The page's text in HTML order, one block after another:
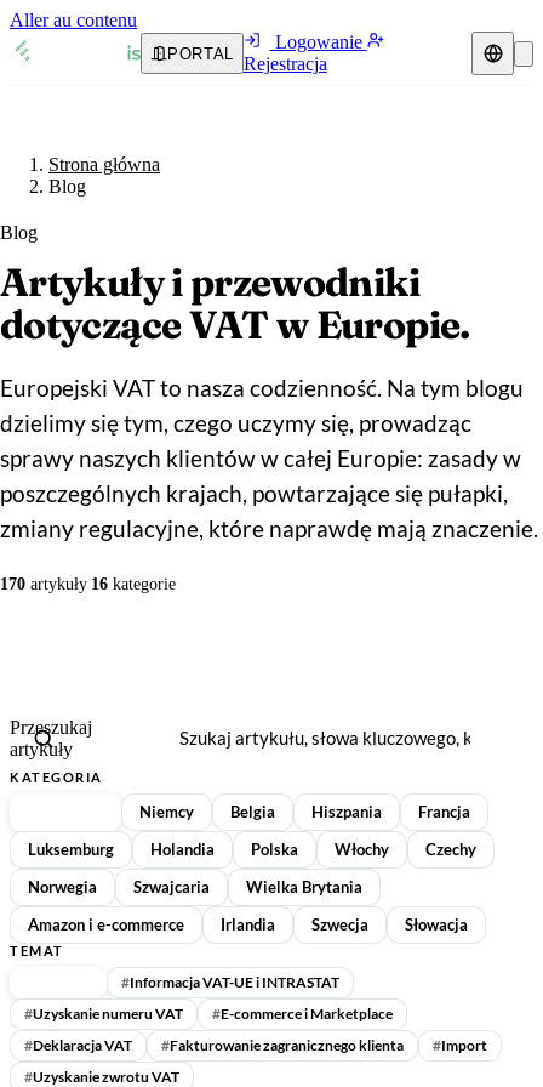
Aller au contenu
🇦🇹Austria
🇧🇬 Bułgaria
🇭🇷 Chorwacja
🇨🇿 Czechy
🇪🇪 Estonia
🇫🇮 Finlandia
🇪🇸 Hiszpania
Holandia
🇮🇪 Irlandia
🇱🇹 Litwa
🇱🇺 Luksemburg
🇱🇻 Łotwa
🇲🇹 Malta
Przewodniki VAT
🇧🇪 Belgia
🇧🇬 Bułgaria
🇨🇾 Cypr
🇨🇿 Czechy
🇩🇰 Dania
🇪🇪 Estonia
🇪🇱
🇪🇸
🇳🇱 Holandia
🇮🇪 Irlandia
🇱🇹 Litwa
🇱🇺 Luksemburg
🇱🇻 Łotwa
Blog
Weryfikacja numeru VAT
Kalkulator VAT
PORTAL
Logowanie
Rejestracja
Strona główna
Blog
Blog
Artykuły i przewodniki
dotyczące VAT w Europie.
Europejski VAT to nasza codzienność. Na tym blogu
dzielimy się tym, czego uczymy się, prowadząc
sprawy naszych klientów w całej Europie: zasady w
poszczególnych krajach, powtarzające się pułapki,
zmiany regulacyjne, które naprawdę mają znaczenie.
170 artykuły 16 kategorie
Przeszukaj
artykuły
KATEGORIA
Niemcy Belgia Hiszpania
Francja
Luksemburg
Holandia Polska Włochy
Czechy
Norwegia
Szwajcaria
Wielka Brytania
Amazon i e-commerce
Irlandia Szwecja Słowacja
TEMAT
#Informacja VAT-UE i INTRASTAT
#Uzyskanie numeru VAT #E-commerce i Marketplace
#Deklaracja VAT #Fakturowanie zagranicznego klienta #Import
#Uzyskanie zwrotu VAT